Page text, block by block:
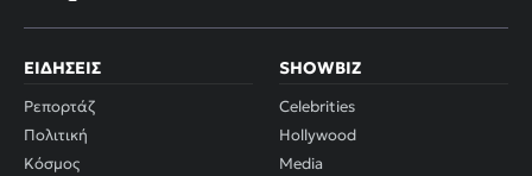
ΕΙΔΉΣΕΙΣ
Ρεπορτάζ
Πολιτική
Κόσμος
SHOWBIZ
Celebrities
Hollywood
Media